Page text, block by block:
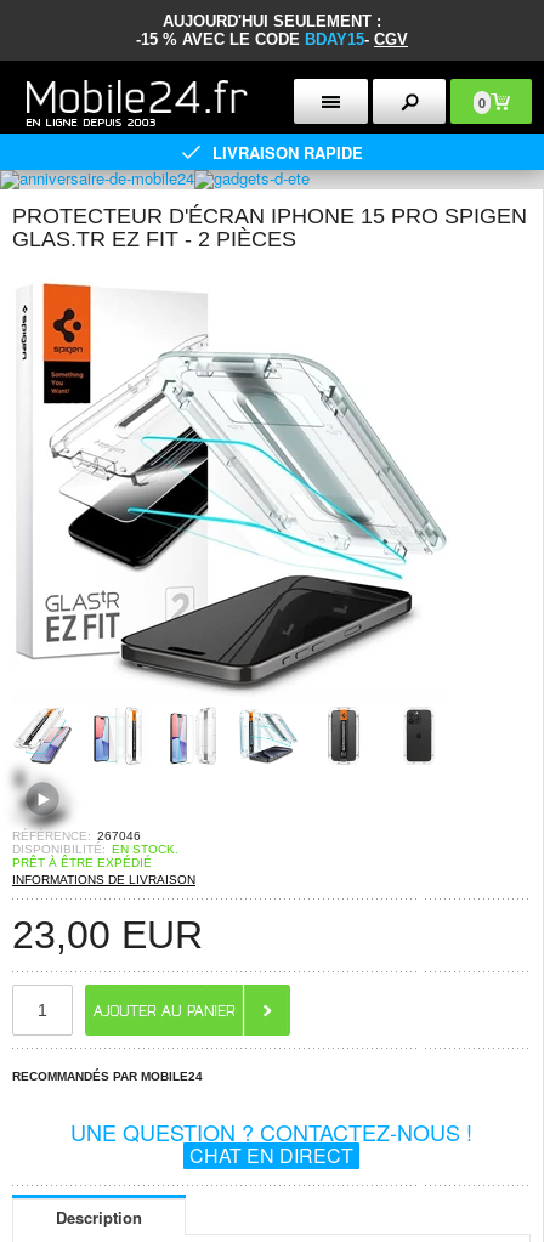
AUJOURD'HUI SEULEMENT :
-15 % AVEC LE CODE BDAY15- CGV
0
LIVRAISON RAPIDE
PROTECTEUR D'ÉCRAN IPHONE 15 PRO SPIGEN
GLAS.TR EZ FIT - 2 PIÈCES
RÉFÉRENCE: 267046
DISPONIBILITÉ: EN STOCK.
PRÊT À ÊTRE EXPÉDIÉ
INFORMATIONS DE LIVRAISON
23,00 EUR
RECOMMANDÉS PAR MOBILE24
UNE QUESTION ? CONTACTEZ-NOUS !
CHAT EN DIRECT
Description